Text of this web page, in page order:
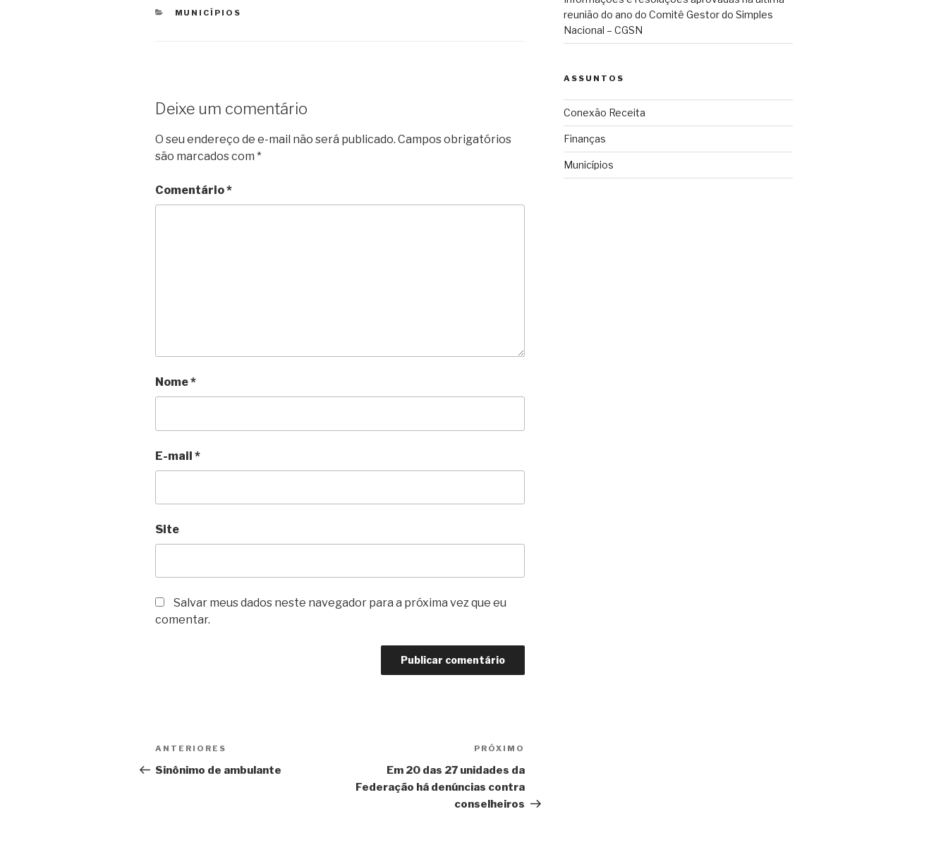
CATEGORIAS
MUNICÍPIOS
Deixe um comentário
O seu endereço de e-mail não será publicado. Campos obrigatórios
são marcados com *
Comentário*
Nome*
E-mail *
Site
Salvar meus dados neste navegador para a próxima vez que eu
comentar.
Navegação
de
Post
anterior
ANTERIORES
Sinônimo de ambulante
post
PRÓXIMO
Em 20 das 27 unidades da
Federação há denúncias contra
conselheiros
reunião do ano do Comitê Gestor do Simples
Nacional – CGSN
ASSUNTOS
Conexão Receita
Finanças
Municípios